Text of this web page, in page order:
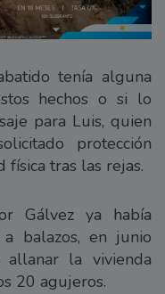
tenía alguna
hechos o si lo
para Luis, quien
protección
tras las rejas.
Gálvez ya había
balazos, en junio
la vivienda
20 agujeros.